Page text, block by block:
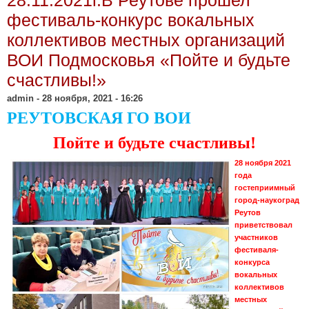
фестиваль-конкурс вокальных
коллективов местных организаций
ВОИ Подмосковья «Пойте и будьте
счастливы!»
admin - 28 ноября, 2021 - 16:26
РЕУТОВСКАЯ ГО ВОИ
Пойте и будьте счастливы!
28 ноября 2021
года
гостеприимный
город-наукоград
Реутов
приветствовал
участников
фестиваля-
конкурса
вокальных
коллективов
местных